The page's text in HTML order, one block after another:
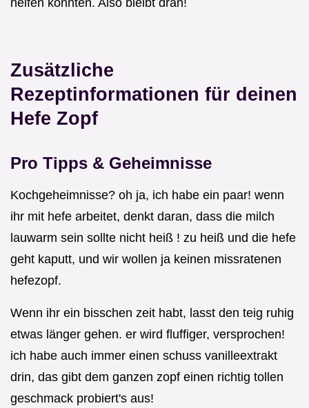
helfen könnten. Also bleibt dran!
Zusätzliche
Rezeptinformationen für deinen
Hefe Zopf
Pro Tipps & Geheimnisse
Kochgeheimnisse? oh ja, ich habe ein paar! wenn
ihr mit hefe arbeitet, denkt daran, dass die milch
lauwarm sein sollte nicht heiß ! zu heiß und die hefe
geht kaputt, und wir wollen ja keinen missratenen
hefezopf.
Wenn ihr ein bisschen zeit habt, lasst den teig ruhig
etwas länger gehen. er wird fluffiger, versprochen!
ich habe auch immer einen schuss vanilleextrakt
drin, das gibt dem ganzen zopf einen richtig tollen
geschmack probiert's aus!